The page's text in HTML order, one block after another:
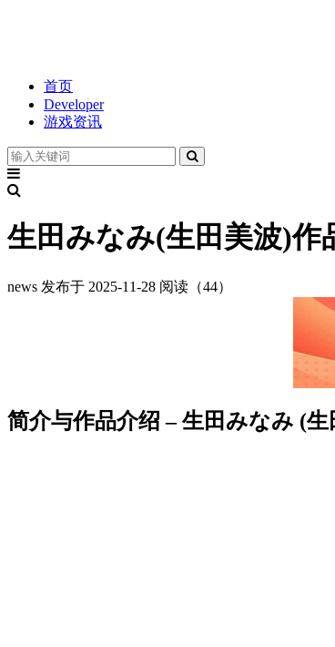
首页
Developer
游戏资讯
生田みなみ(生田美波)作
news 发布于 2025-11-28 阅读（44）
简介与作品介绍 – 生田みなみ (生